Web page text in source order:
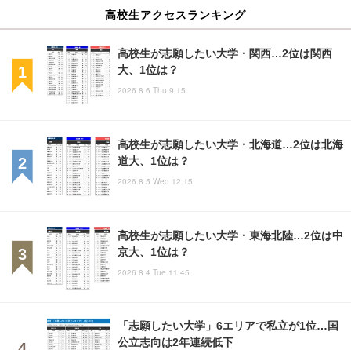
高校生アクセスランキング
高校生が志願したい大学・関西…2位は関西
大、1位は？
2026.8.6 Thu 9:15
高校生が志願したい大学・北海道…2位は北海
道大、1位は？
2026.8.5 Wed 12:15
高校生が志願したい大学・東海北陸…2位は中
京大、1位は？
2026.8.4 Tue 11:45
「志願したい大学」6エリアで私立が1位…国
公立志向は2年連続低下